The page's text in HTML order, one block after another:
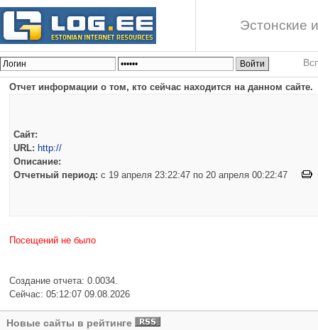
Эстонские
Отчет информации о том, кто сейчас находится на данном сайте.
Сайт:
URL: http://
Описание:
Отчетный период: c 19 апреля 23:22:47 по 20 апреля 00:22:47
Посещений не было
Создание отчета: 0.0034.
Сейчас: 05:12:07 09.08.2026
Новые сайты в рейтинге